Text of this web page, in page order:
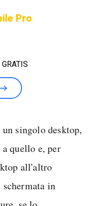
Pro
singolo desktop,
quello e, per
all'altro
schermata in